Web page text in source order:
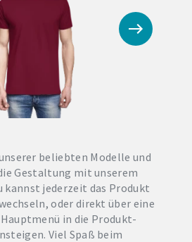
beliebten Modelle und
Gestaltung mit unserem
kannst jederzeit das Produkt
oder direkt über eine
in die Produkt-
Viel Spaß beim